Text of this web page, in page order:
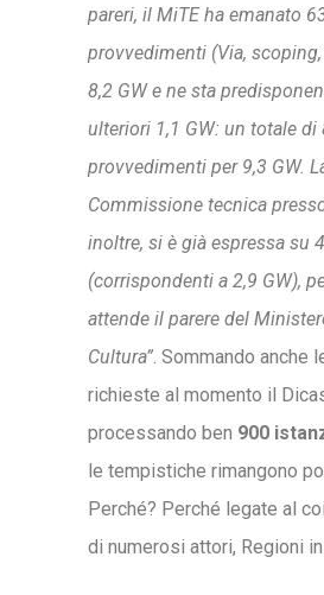
pareri, il MiTE ha emanato
provvedimenti (Via,
8,2 GW e ne sta
ulteriori 1,1 GW: un totale di
provvedimenti per 9,3 GW.
Commissione tecnica
inoltre, si è già espressa su
(corrispondenti a 2,9 GW),
attende il parere del
Cultura”. Sommando anche
richieste al momento il
processando ben 900
le tempistiche rimangono
Perché? Perché legate al
di numerosi attori, Regioni